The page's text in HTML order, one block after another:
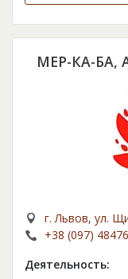
МЕР-КА-БА,
г. Львов, ул.
+38 (097)
Деятельность: